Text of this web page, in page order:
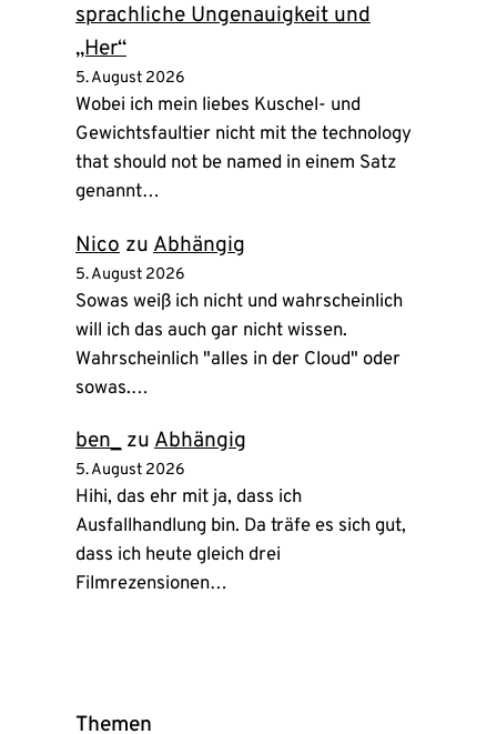
sprachliche Ungenauigkeit und
„Her“
5. August 2026
Wobei ich mein liebes Kuschel- und
Gewichtsfaultier nicht mit the technology
that should not be named in einem Satz
genannt…
Nico zu Abhängig
5. August 2026
Sowas weiß ich nicht und wahrscheinlich
will ich das auch gar nicht wissen.
Wahrscheinlich "alles in der Cloud" oder
sowas.…
ben_zu Abhängig
5. August 2026
Hihi, das ehr mit ja, dass ich
Ausfallhandlung bin. Da träfe es sich gut,
dass ich heute gleich drei
Filmrezensionen…
Themen